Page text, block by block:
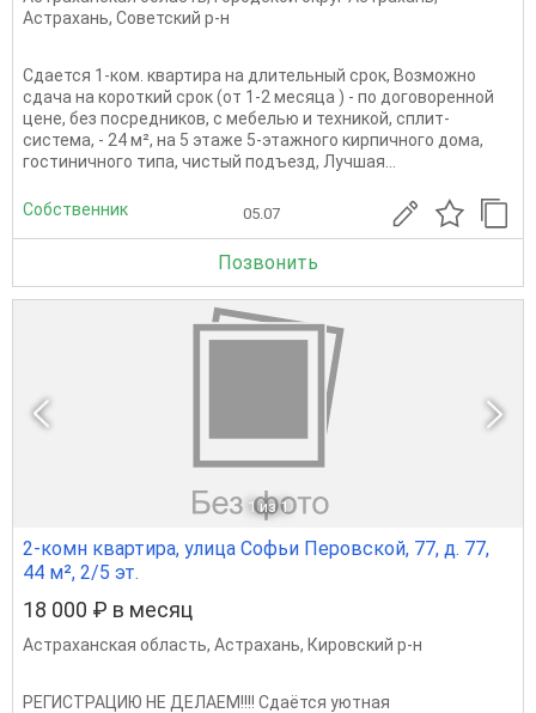
Астрахань, Советский р-н
Сдается 1-ком. квартира на длительный срок, Возможно
сдача на короткий срок (от 1-2 месяца ) - по договоренной
цене, без посредников, с мебелью и техникой, сплит-
система, - 24 м², на 5 этаже 5-этажного кирпичного дома,
гостиничного типа, чистый подъезд, Лучшая...
Собственник 05.07
Позвонить
1 из 1
2-комн квартира, улица Софьи Перовской, 77, д. 77,
44 м², 2/5 эт.
18 000 ₽ в месяц
Астраханская область, Астрахань, Кировский р-н
РЕГИСТРАЦИЮ НЕ ДЕЛАЕМ!!!! Сдаётся уютная